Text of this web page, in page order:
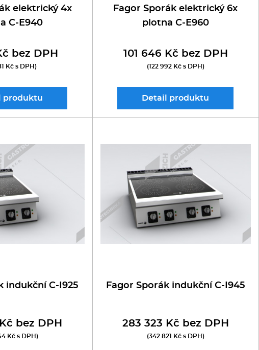
elektrický 4x
C-E940
bez DPH
Kč s DPH)
produktu
Fagor Sporák elektrický 6x
plotna C-E960
101 646 Kč bez DPH
(122 992 Kč s DPH)
Detail produktu
indukční C-I925
bez DPH
Kč s DPH)
Fagor Sporák indukční C-I945
283 323 Kč bez DPH
(342 821 Kč s DPH)